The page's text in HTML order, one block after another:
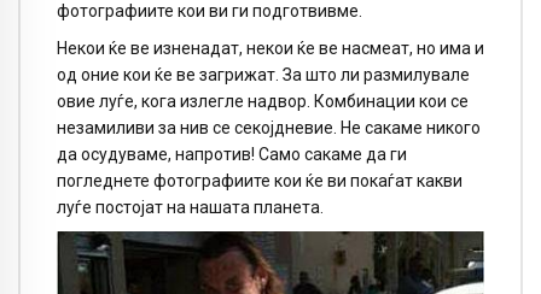
фотографиите кои ви ги подготвивме.
Некои ќе ве изненадат, некои ќе ве насмеат, но има и
од оние кои ќе ве загрижат. За што ли размилувале
овие луѓе, кога излегле надвор. Комбинации кои се
незамиливи за нив се секојдневие. Не сакаме никого
да осудуваме, напротив! Само сакаме да ги
погледнете фотографиите кои ќе ви покаѓат какви
луѓе постојат на нашата планета.